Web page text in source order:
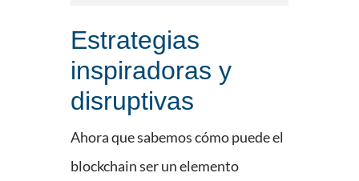
Estrategias
inspiradoras y
disruptivas
Ahora que sabemos cómo puede el
blockchain ser un elemento